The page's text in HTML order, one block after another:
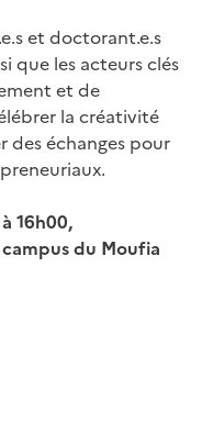
et doctorant.e.s
que les acteurs clés
et de
la créativité
échanges pour
16h00,
du Moufia